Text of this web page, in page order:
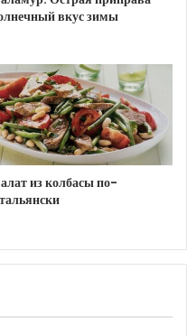
овощи
рецепт
вкус зимы
из колбасы по-